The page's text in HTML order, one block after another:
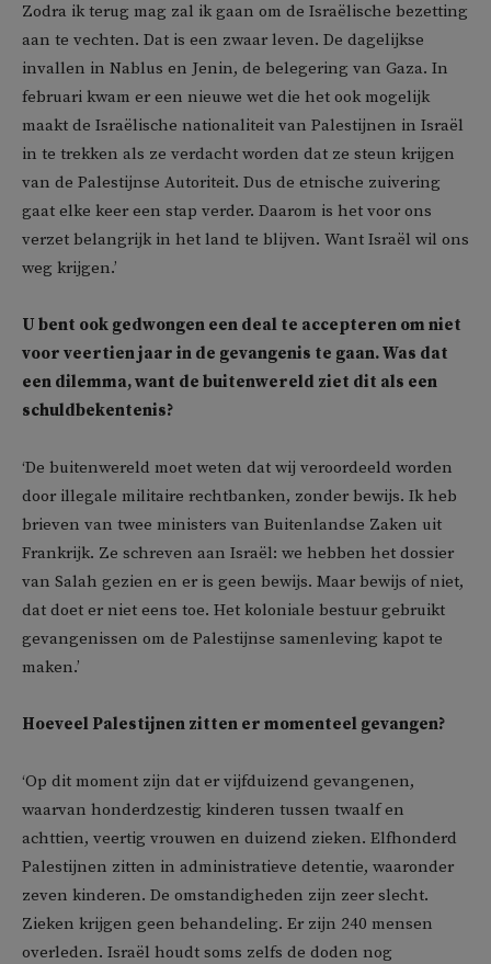
Zodra ik terug mag zal ik gaan om de Israëlische bezetting
aan te vechten. Dat is een zwaar leven. De dagelijkse
invallen in Nablus en Jenin, de belegering van Gaza. In
februari kwam er een nieuwe wet die het ook mogelijk
maakt de Israëlische nationaliteit van Palestijnen in Israël
in te trekken als ze verdacht worden dat ze steun krijgen
van de Palestijnse Autoriteit. Dus de etnische zuivering
gaat elke keer een stap verder. Daarom is het voor ons
verzet belangrijk in het land te blijven. Want Israël wil ons
weg krijgen.’
U bent ook gedwongen een deal te accepteren om niet
voor veertien jaar in de gevangenis te gaan. Was dat
een dilemma, want de buitenwereld ziet dit als een
schuldbekentenis?
‘De buitenwereld moet weten dat wij veroordeeld worden
door illegale militaire rechtbanken, zonder bewijs. Ik heb
brieven van twee ministers van Buitenlandse Zaken uit
Frankrijk. Ze schreven aan Israël: we hebben het dossier
van Salah gezien en er is geen bewijs. Maar bewijs of niet,
dat doet er niet eens toe. Het koloniale bestuur gebruikt
gevangenissen om de Palestijnse samenleving kapot te
maken.’
Hoeveel Palestijnen zitten er momenteel gevangen?
‘Op dit moment zijn dat er vijfduizend gevangenen,
waarvan honderdzestig kinderen tussen twaalf en
achttien, veertig vrouwen en duizend zieken. Elfhonderd
Palestijnen zitten in administratieve detentie, waaronder
zeven kinderen. De omstandigheden zijn zeer slecht.
Zieken krijgen geen behandeling. Er zijn 240 mensen
overleden. Israël houdt soms zelfs de doden nog